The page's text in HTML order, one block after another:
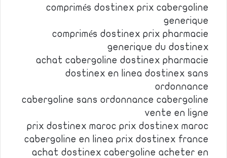
comprimés dostinex prix cabergoline
generique
comprimés dostinex prix pharmacie
generique du dostinex
achat cabergoline dostinex pharmacie
dostinex en linea dostinex sans
ordonnance
cabergoline sans ordonnance cabergoline
vente en ligne
prix dostinex maroc prix dostinex maroc
cabergoline en linea prix dostinex france
achat dostinex cabergoline acheter en